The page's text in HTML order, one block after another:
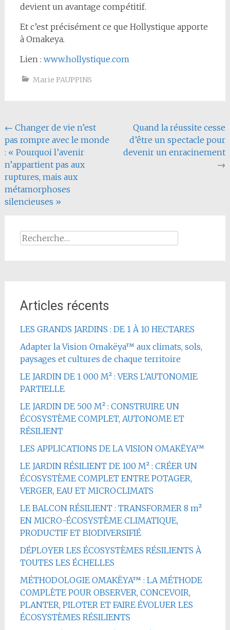
devient un avantage compétitif.
Et c’est précisément ce que Hollystique apporte
à Omakeya.
Lien : www.hollystique.com
Marie PAUPPINS
Navigation
de
l'article
← Changer de vie n’est
pas rompre avec le monde
: « Pourquoi l’avenir
n’appartient pas aux
ruptures, mais aux
métamorphoses
silencieuses »
Quand la réussite cesse
d’être un spectacle pour
devenir un enracinement
→
Rechercher :
Articles récents
LES GRANDS JARDINS : DE 1 À 10 HECTARES
Adapter la Vision Omakëya™ aux climats, sols,
paysages et cultures de chaque territoire
LE JARDIN DE 1 000 M² : VERS L’AUTONOMIE
PARTIELLE
LE JARDIN DE 500 M² : CONSTRUIRE UN
ÉCOSYSTÈME COMPLET, AUTONOME ET
RÉSILIENT
LES APPLICATIONS DE LA VISION OMAKËYA™
LE JARDIN RÉSILIENT DE 100 M² : CRÉER UN
ÉCOSYSTÈME COMPLET ENTRE POTAGER,
VERGER, EAU ET MICROCLIMATS
LE BALCON RÉSILIENT : TRANSFORMER 8 m²
EN MICRO-ÉCOSYSTÈME CLIMATIQUE,
PRODUCTIF ET BIODIVERSIFIÉ
DÉPLOYER LES ÉCOSYSTÈMES RÉSILIENTS À
TOUTES LES ÉCHELLES
MÉTHODOLOGIE OMAKËYA™ : LA MÉTHODE
COMPLÈTE POUR OBSERVER, CONCEVOIR,
PLANTER, PILOTER ET FAIRE ÉVOLUER LES
ÉCOSYSTÈMES RÉSILIENTS